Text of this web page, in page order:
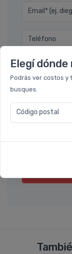
Elegí
Podrás ver costos y
busques.
Código postal
Email* (ej.
Teléfono
Ubicación